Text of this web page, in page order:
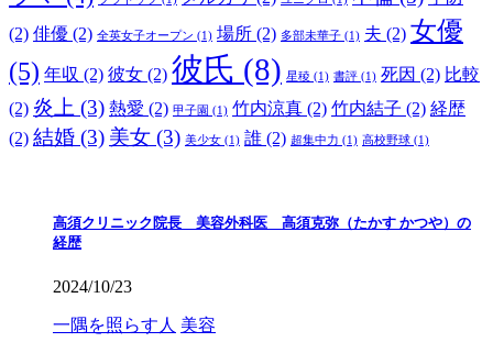
(2) 俳優 (2) 全英女子オープン (1) 場所 (2) 多部未華子 (1) 夫 (2) 女優
(5) 年収 (2) 彼女 (2) 彼氏 (8) 星稜 (1) 書評 (1) 死因 (2) 比較
(2) 炎上 (3) 熱愛 (2) 甲子園 (1) 竹内涼真 (2) 竹内結子 (2) 経歴
(2) 結婚 (3) 美女 (3) 美少女 (1) 誰 (2) 超集中力 (1) 高校野球 (1)
高須クリニック院長 美容外科医 高須克弥（たかす かつや）の
経歴
2024/10/23
一隅を照らす人 美容